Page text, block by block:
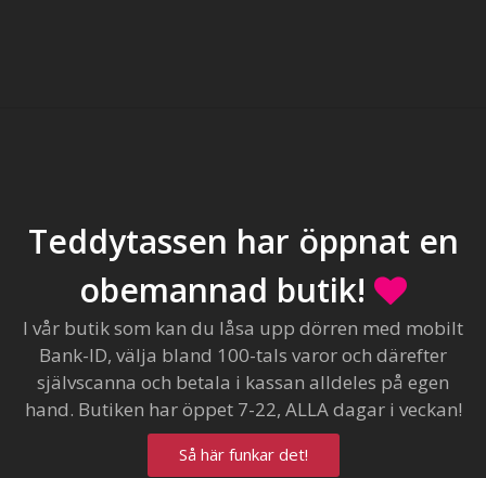
Teddytassen har öppnat en
obemannad butik!
I vår butik som kan du låsa upp dörren med mobilt
Bank-ID, välja bland 100-tals varor och därefter
självscanna och betala i kassan alldeles på egen
hand. Butiken har öppet 7-22, ALLA dagar i veckan!
Så här funkar det!